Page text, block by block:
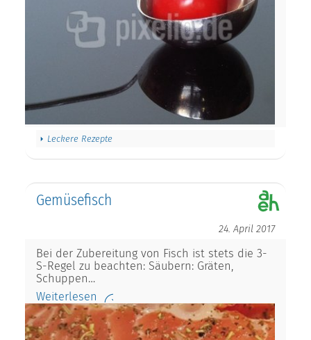
Leckere Rezepte
Gemüsefisch
24. April 2017
Bei der Zubereitung von Fisch ist stets die 3-
S-Regel zu beachten: Säubern: Gräten,
Schuppen…
Weiterlesen